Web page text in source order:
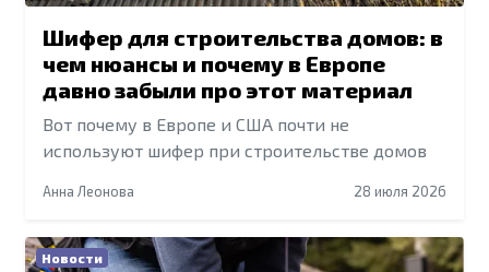
Шифер для строительства домов: в
чем нюансы и почему в Европе
давно забыли про этот материал
Вот почему в Европе и США почти не
используют шифер при строительстве домов
Анна Леонова 28 июля 2026
Новости